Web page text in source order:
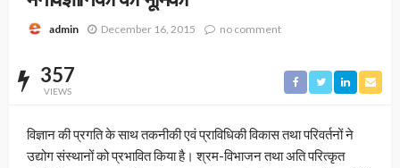
admin December 16, 2015 no comment
357
VIEWS
विज्ञान की प्रगति के साथ तकनीकी एवं प्राविधिकी विकास तथा परिवर्तनों ने
उद्योग संस्थानों को प्रभावित किया है। श्रम-विभाजन तथा अति परित्कृत